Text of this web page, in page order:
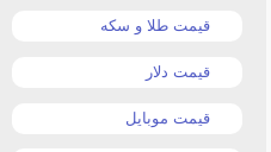
قیمت طلا و سکه
قیمت دلار
قیمت موبایل